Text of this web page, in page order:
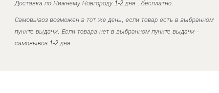
Доставка по Нижнему Новгороду 1-2 дня , бесплатно.
Самовывоз возможен в тот же день, если товар есть в выбранном
пункте выдачи. Если товара нет в выбранном пункте выдачи -
самовывоз 1-2 дня.